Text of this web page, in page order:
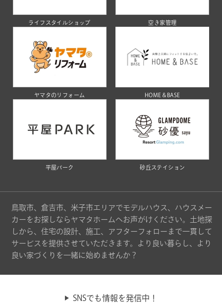
ライフスタイルショップ 空き家管理
ヤマタのリフォーム HOME＆BASE
平屋パーク 砂丘ステイション
鳥取市、倉吉市、米子市エリアでモデルハウス、ハウスメー
カーをお探しならヤマタホームへお声がけください。土地探
しから、住宅の設計、施工、アフターフォローまで一貫して
サービスを提供させていただきます。より良い暮らし、より
良い家づくりを一緒に始めませんか？
SNSでも情報を発信中！